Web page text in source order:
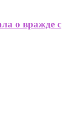
о вражде с